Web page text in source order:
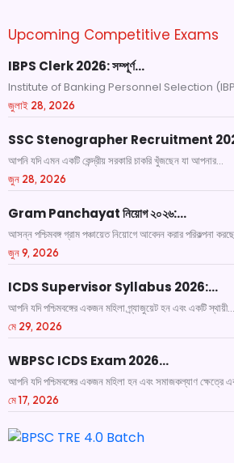
Upcoming Competitive Exams
IBPS Clerk 2026: সম্পূর্ণ…
Institute of Banking Personnel Selection (IBPS)
জুলাই 28, 2026
SSC Stenographer Recruitment
আপনি যদি এমন একটি কেন্দ্রীয় সরকারি চাকরি খুঁজছেন যা আপনার...
জুন 28, 2026
Gram Panchayat নিয়োগ ২০২৬:…
আসন্ন পশ্চিমবঙ্গ গ্রাম পঞ্চায়েত নিয়োগে আবেদন করার পরিকল্পনা
জুন 9, 2026
ICDS Supervisor Syllabus 2026:…
আপনি যদি পশ্চিমবঙ্গের একজন মহিলা গ্র্যাজুয়েট হন এবং একটি স্থায়ী...
মে 29, 2026
WBPSC ICDS Exam 2026…
আপনি যদি পশ্চিমবঙ্গের একজন মহিলা হন এবং সমাজকল্যাণ ক্ষেত্রে
মে 17, 2026